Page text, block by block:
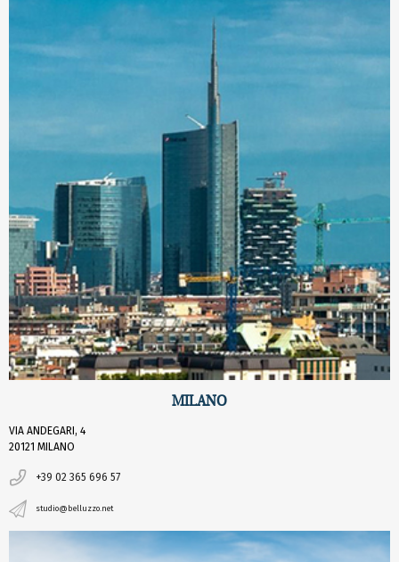
MILANO
VIA ANDEGARI, 4
20121 MILANO
+39 02 365 696 57
studio@belluzzo.net